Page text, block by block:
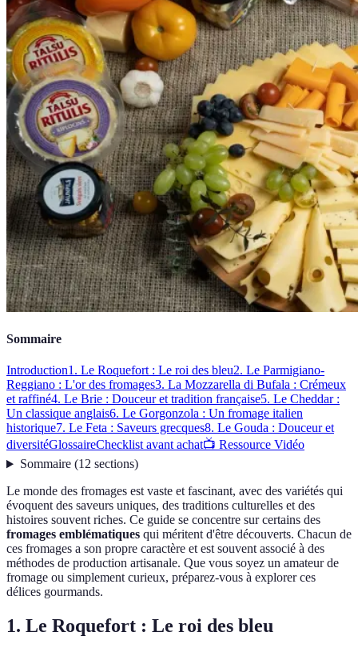
Sommaire
Introduction1. Le Roquefort : Le roi des bleu2. Le Parmigiano-
Reggiano : L'or des fromages3. La Mozzarella di Bufala : Crémeux
et raffiné4. Le Brie : Douceur et tradition française5. Le Cheddar :
Un classique anglais6. Le Gorgonzola : Un fromage italien
historique7. Le Feta : Saveurs grecques8. Le Gouda : Douceur et
diversitéGlossaireChecklist avant achat📺 Ressource Vidéo
Sommaire(12 sections)
Le monde des fromages est vaste et fascinant, avec des variétés qui
évoquent des saveurs uniques, des traditions culturelles et des
histoires souvent riches. Ce guide se concentre sur certains des
fromages emblématiques qui méritent d'être découverts. Chacun de
ces fromages a son propre caractère et est souvent associé à des
méthodes de production artisanale. Que vous soyez un amateur de
fromage ou simplement curieux, préparez-vous à explorer ces
délices gourmands.
1. Le Roquefort : Le roi des bleu